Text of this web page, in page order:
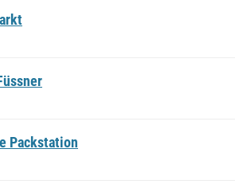
Packstation